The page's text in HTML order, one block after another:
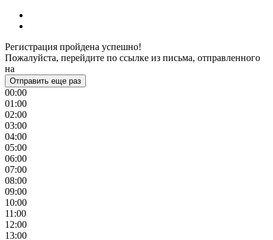
Регистрация пройдена успешно!
Пожалуйста, перейдите по ссылке из письма, отправленного
на
Отправить еще раз
00:00
01:00
02:00
03:00
04:00
05:00
06:00
07:00
08:00
09:00
10:00
11:00
12:00
13:00